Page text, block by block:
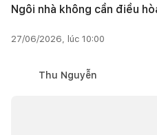
Ngôi nhà không cần điều
27/06/2026, lúc 10:00
Thu Nguyễn